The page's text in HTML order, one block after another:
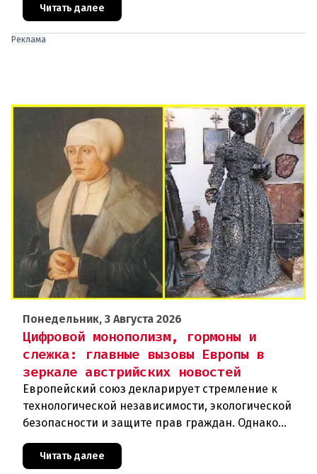
ответа от министра наук
Читать далее
Реклама
Понедельник, 3 Августа 2026
Цифровой монополизм, гормоны и
слежка: главные вызовы Европы в
зеркале австрийских новостей
Европейский союз декларирует стремление к
технологической независимости, экологической
безопасности и защите прав граждан. Однако
последние события в Австрии и решение
Брюсселя показывают: реальная п
Читать далее